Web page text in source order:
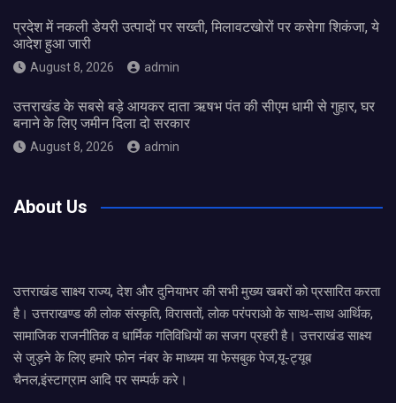
प्रदेश में नकली डेयरी उत्पादों पर सख्ती, मिलावटखोरों पर कसेगा शिकंजा, ये
आदेश हुआ जारी
August 8, 2026 admin
उत्तराखंड के सबसे बड़े आयकर दाता ऋषभ पंत की सीएम धामी से गुहार, घर
बनाने के लिए जमीन दिला दो सरकार
August 8, 2026 admin
About Us
उत्तराखंड साक्ष्य राज्य, देश और दुनियाभर की सभी मुख्य खबरों को प्रसारित करता
है। उत्तराखण्ड की लोक संस्कृति, विरासतों, लोक परंपराओ के साथ-साथ आर्थिक,
सामाजिक राजनीतिक व धार्मिक गतिविधियों का सजग प्रहरी है। उत्तराखंड साक्ष्य
से जुड़ने के लिए हमारे फोन नंबर के माध्यम या फेसबुक पेज,यू-ट्यूब
चैनल,इंस्टाग्राम आदि पर सम्पर्क करे।